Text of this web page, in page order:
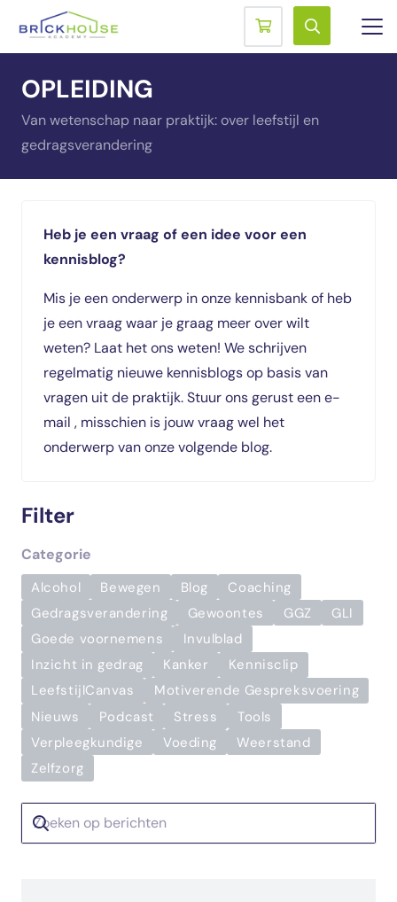
OPLEIDING
Van wetenschap naar praktijk: over leefstijl en
gedragsverandering
Heb je een vraag of een idee voor een
kennisblog?
Mis je een onderwerp in onze kennisbank of heb
je een vraag waar je graag meer over wilt
weten? Laat het ons weten! We schrijven
regelmatig nieuwe kennisblogs op basis van
vragen uit de praktijk. Stuur ons gerust een e-
mail , misschien is jouw vraag wel het
onderwerp van onze volgende blog.
Filter
Categorie
Alcohol Bewegen Blog
Coaching
Gedragsverandering
Gewoontes GGZ
GLI
Goede voornemens
Invulblad
Inzicht in gedrag
Kanker
Kennisclip
LeefstijlCanvas
Motiverende Gespreksvoering
Nieuws
Podcast Stress
Tools
Verpleegkundige
Voeding
Weerstand
Zelfzorg